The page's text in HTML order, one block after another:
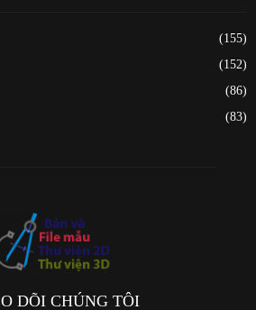
(155)
(152)
(86)
(83)
DÕI CHÚNG TÔI